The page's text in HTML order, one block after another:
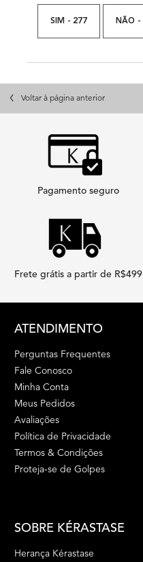
SIM - 277 NÃO -
Voltar à página anterior
Pagamento seguro
Frete grátis a partir de R$499
ATENDIMENTO
Perguntas Frequentes
Fale Conosco
Minha Conta
Meus Pedidos
Avaliações
Política de Privacidade
Termos & Condições
Proteja-se de Golpes
SOBRE KÉRASTASE
Herança Kérastase